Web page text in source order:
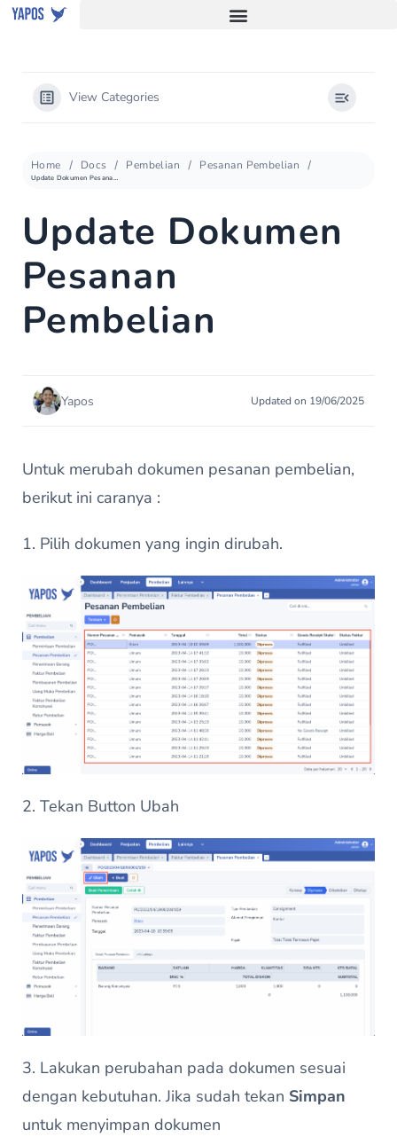
View Categories
Home Docs Pembelian Pesanan Pembelian
Update Dokumen Pesanan Pembelian
Update Dokumen
Pesanan
Pembelian
Yapos Updated on 19/06/2025
Untuk merubah dokumen pesanan pembelian,
berikut ini caranya :
1. Pilih dokumen yang ingin dirubah.
2. Tekan Button Ubah
3. Lakukan perubahan pada dokumen sesuai
dengan kebutuhan. Jika sudah tekan Simpan
untuk menyimpan dokumen